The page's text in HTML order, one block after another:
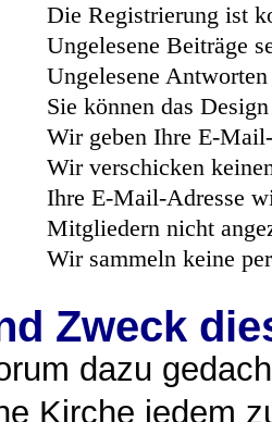
Die Registrierung ist
Ungelesene Beiträge
Ungelesene
Sie können das
Wir geben Ihre E-
Wir verschicken
Ihre E-Mail-Adresse
Mitgliedern nicht
Wir sammeln keine
Zweck
dazu
Kirche jedem